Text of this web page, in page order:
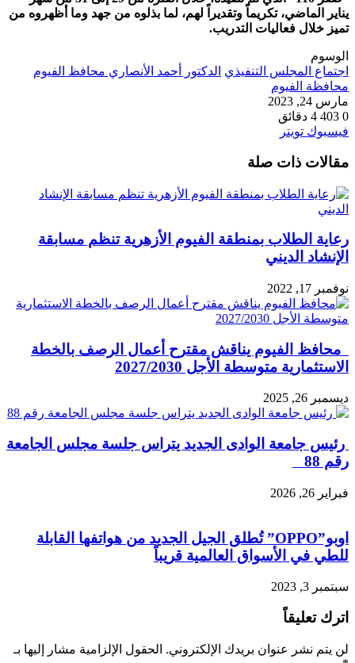
يناير الماضي، تكريماً وتقديراً لهم، لما بذلوه من جهد وما أظهروه من
تميز خلال فعاليات التدريب.
الوسوم
اجتماع المجلس التنفيذي الدكتور أحمد الأنصاري محافظ الفيوم
محافظة الفيوم
مارس 24, 2023
0
4 دقائق
فيسبوك تويتر
البريد
مقالات ذات صلة
رعاية الطلاب بمنطقة الفيوم الأزهرية تنظم مسابقة
الإنشاد الديني
نوفمبر 17, 2022
محافظ الفيوم يناقش مقترح أعمال الرصف بالخطة
الاستثمارية متوسطة الأجل 2027/2030
ديسمبر 26, 2025
رئيس جامعة الوادى الجديد يتراس جلسة مجلس الجامعة
رقم 88
فبراير 26, 2026
اوبو”OPPO” تُطلق الجيل الجديد من هواتفها القابلة
للطي في الأسواق العالمية قريباً
سبتمبر 3, 2023
اترك تعليقاً
لن يتم نشر عنوان بريدك الإلكتروني. الحقول الإلزامية مشار إليها بـ